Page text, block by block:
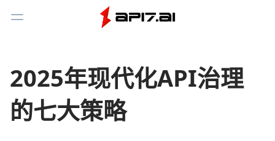
Toggle Menu
2025年现代化API治理
的七大策略